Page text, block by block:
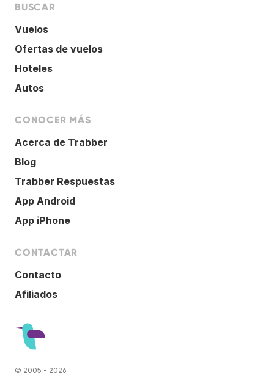
BUSCAR
Vuelos
Ofertas de vuelos
Hoteles
Autos
CONOCER MÁS
Acerca de Trabber
Blog
Trabber Respuestas
App Android
App iPhone
CONTACTAR
Contacto
Afiliados
© 2005 - 2026